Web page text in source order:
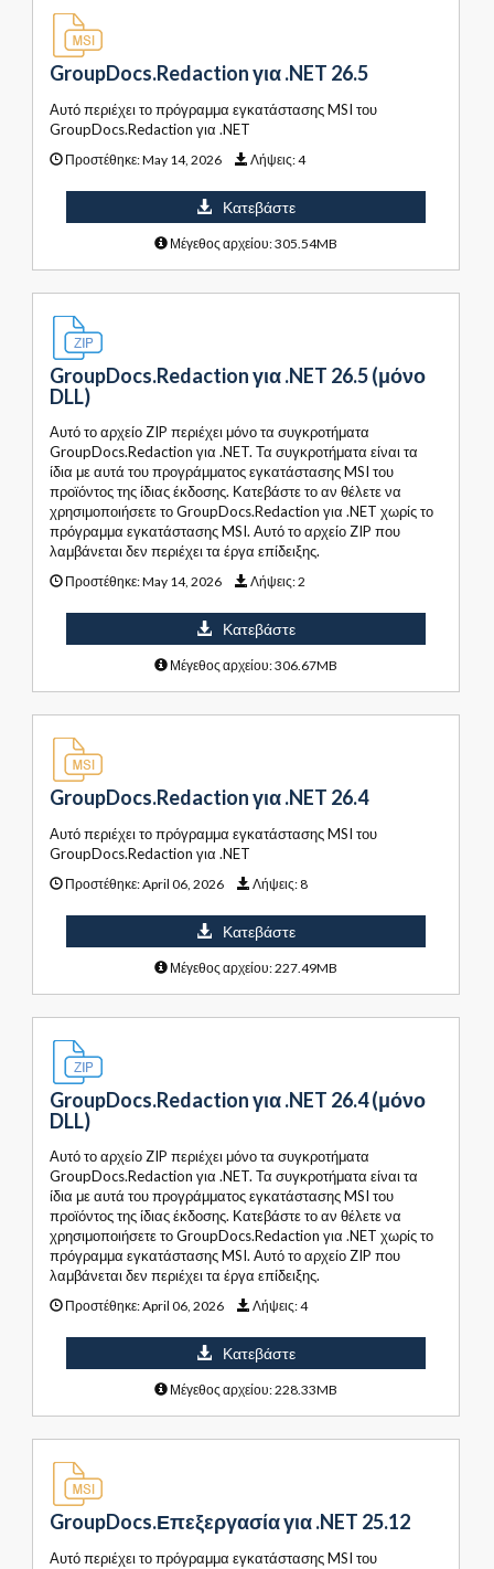
GroupDocs.Redaction για .NET 26.5
Αυτό περιέχει το πρόγραμμα εγκατάστασης MSI του
GroupDocs.Redaction για .NET
Προστέθηκε:May 14, 2026 Λήψεις:4
Κατεβάστε
Μέγεθος αρχείου: 305.54MB
GroupDocs.Redaction για .NET 26.5 (μόνο
DLL)
Αυτό το αρχείο ZIP περιέχει μόνο τα συγκροτήματα
GroupDocs.Redaction για .NET. Τα συγκροτήματα είναι τα
ίδια με αυτά του προγράμματος εγκατάστασης MSI του
προϊόντος της ίδιας έκδοσης. Κατεβάστε το αν θέλετε να
χρησιμοποιήσετε το GroupDocs.Redaction για .NET χωρίς το
πρόγραμμα εγκατάστασης MSI. Αυτό το αρχείο ZIP που
λαμβάνεται δεν περιέχει τα έργα επίδειξης.
Προστέθηκε:May 14, 2026 Λήψεις:2
Κατεβάστε
Μέγεθος αρχείου: 306.67MB
GroupDocs.Redaction για .NET 26.4
Αυτό περιέχει το πρόγραμμα εγκατάστασης MSI του
GroupDocs.Redaction για .NET
Προστέθηκε:April 06, 2026 Λήψεις:8
Κατεβάστε
Μέγεθος αρχείου: 227.49MB
GroupDocs.Redaction για .NET 26.4 (μόνο
DLL)
Αυτό το αρχείο ZIP περιέχει μόνο τα συγκροτήματα
GroupDocs.Redaction για .NET. Τα συγκροτήματα είναι τα
ίδια με αυτά του προγράμματος εγκατάστασης MSI του
προϊόντος της ίδιας έκδοσης. Κατεβάστε το αν θέλετε να
χρησιμοποιήσετε το GroupDocs.Redaction για .NET χωρίς το
πρόγραμμα εγκατάστασης MSI. Αυτό το αρχείο ZIP που
λαμβάνεται δεν περιέχει τα έργα επίδειξης.
Προστέθηκε:April 06, 2026 Λήψεις:4
Κατεβάστε
Μέγεθος αρχείου: 228.33MB
GroupDocs.Επεξεργασία για .NET 25.12
Αυτό περιέχει το πρόγραμμα εγκατάστασης MSI του